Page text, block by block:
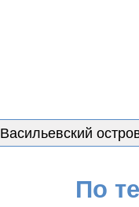
Васильевский
По